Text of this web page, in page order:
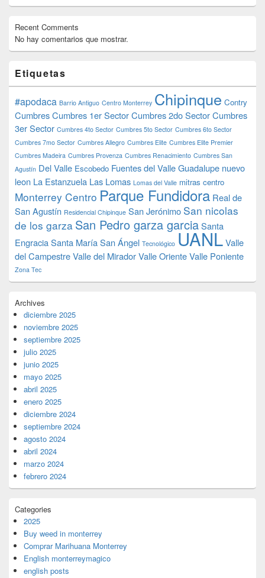
Recent Comments
No hay comentarios que mostrar.
Etiquetas
#apodaca Barrio Antiguo Centro Monterrey Chipinque Contry
CumbresCumbres 1er SectorCumbres 2do SectorCumbres
3er Sector Cumbres 4to Sector Cumbres 5to Sector Cumbres 6to Sector
Cumbres 7mo Sector Cumbres Allegro Cumbres Elite Cumbres Elite Premier
Cumbres Madeira Cumbres Provenza Cumbres Renacimiento Cumbres San
Agustín Del Valle Escobedo Fuentes del ValleGuadalupe nuevo
leon La Estanzuela Las Lomas Lomas del Valle mitras centro
Monterrey Centro Parque Fundidora Real de
San Agustín Residencial Chipinque San Jerónimo San nicolas
de los garza San Pedro garza garciaSanta
EngraciaSanta MaríaSan Ángel Tecnológico UANLValle
del CampestreValle del MiradorValle OrienteValle Poniente
Zona Tec
Archives
diciembre 2025
noviembre 2025
septiembre 2025
julio 2025
junio 2025
mayo 2025
abril 2025
enero 2025
diciembre 2024
septiembre 2024
agosto 2024
abril 2024
marzo 2024
febrero 2024
Categories
2025
Buy weed in monterrey
Comprar Marihuana Monterrey
English monterreymagico
english posts